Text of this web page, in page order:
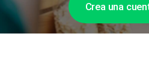
Crea una